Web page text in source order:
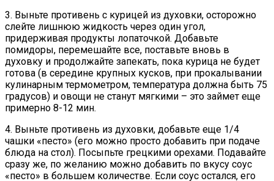
3. Выньте противень с курицей из духовки, осторожно
слейте лишнюю жидкость через один угол,
придерживая продукты лопаточкой. Добавьте
помидоры, перемешайте все, поставьте вновь в
духовку и продолжайте запекать, пока курица не будет
готова (в середине крупных кусков, при прокалывании
кулинарным термометром, температура должна быть 75
градусов) и овощи не станут мягкими – это займет еще
примерно 8-12 мин.
4. Выньте противень из духовки, добавьте еще 1/4
чашки «песто» (его можно просто добавить при подаче
блюда на стол). Посыпьте грецкими орехами. Подавайте
сразу же, по желанию можно добавить по вкусу соус
«песто» в большем количестве. Если соус остался, его